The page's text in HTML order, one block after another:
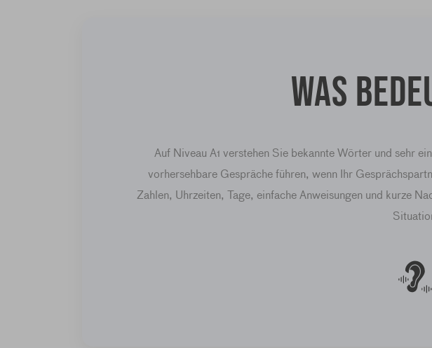
Was
Auf Niveau A1 verstehen Sie bekannte Wörter und sehr
vorhersehbare Gespräche führen, wenn Ihr
Zahlen, Uhrzeiten, Tage, einfache Anweisungen und kurze